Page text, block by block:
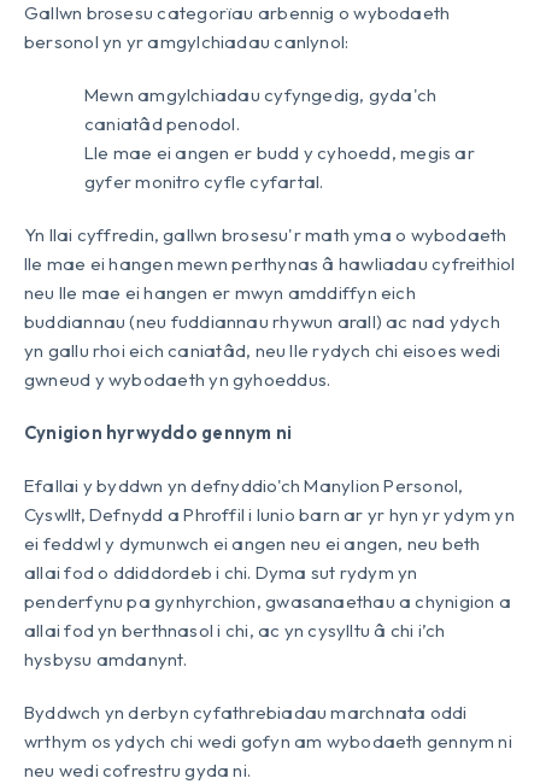
Gallwn brosesu categorïau arbennig o wybodaeth
bersonol yn yr amgylchiadau canlynol:
Mewn amgylchiadau cyfyngedig, gyda'ch
caniatâd penodol.
Lle mae ei angen er budd y cyhoedd, megis ar
gyfer monitro cyfle cyfartal.
Yn llai cyffredin, gallwn brosesu'r math yma o wybodaeth
lle mae ei hangen mewn perthynas â hawliadau cyfreithiol
neu lle mae ei hangen er mwyn amddiffyn eich
buddiannau (neu fuddiannau rhywun arall) ac nad ydych
yn gallu rhoi eich caniatâd, neu lle rydych chi eisoes wedi
gwneud y wybodaeth yn gyhoeddus.
Cynigion hyrwyddo gennym ni
Efallai y byddwn yn defnyddio'ch Manylion Personol,
Cyswllt, Defnydd a Phroffil i lunio barn ar yr hyn yr ydym yn
ei feddwl y dymunwch ei angen neu ei angen, neu beth
allai fod o ddiddordeb i chi. Dyma sut rydym yn
penderfynu pa gynhyrchion, gwasanaethau a chynigion a
allai fod yn berthnasol i chi, ac yn cysylltu â chi i’ch
hysbysu amdanynt.
Byddwch yn derbyn cyfathrebiadau marchnata oddi
wrthym os ydych chi wedi gofyn am wybodaeth gennym ni
neu wedi cofrestru gyda ni.